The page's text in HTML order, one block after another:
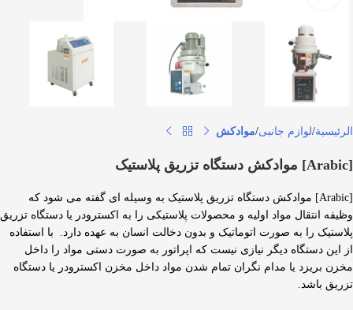
الرئيسية لوازم جانبی موادکش
[Arabic] موادکش دستگاه تزریق پلاستیک
[Arabic] موادکش دستگاه تزریق پلاستیک به وسیله ای گفته می شود که
وظیفه انتقال مواد اولیه و محصولات پلاستیکی را به اکسترودر یا دستگاه تزریق
پلاستیک را به صورت اتوماتیک و بدون دخالت انسان به عهده دارد. با استفاده
از این دستگاه دیگر نیازی نیست که اپراتور به صورت دستی مواد را داخل
مخزن بریزد یا مدام نگران تمام شدن مواد داخل مخزن اکسترودر یا دستگاه
تزریق باشد.